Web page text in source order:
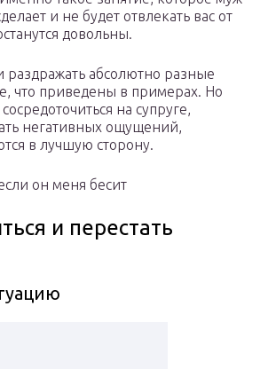
и не будет отвлекать вас от
довольны.
раздражать абсолютно разные
что приведены в примерах. Но
на супруге,
негативных ощущений,
в лучшую сторону.
он меня бесит
и перестать